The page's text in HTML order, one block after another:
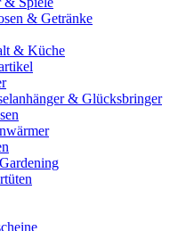
& Getränke
& Küche
& Glücksbringer